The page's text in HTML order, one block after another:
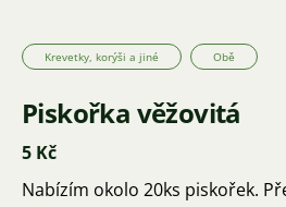
Krevetky, korýši a jiné Obě
Piskořka věžovitá
5 Kč
Nabízím okolo 20ks piskořek.